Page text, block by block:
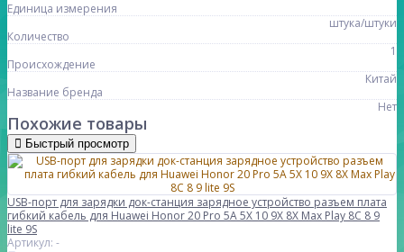
Единица измерения
штука/штуки
Количество
1
Происхождение
Китай
Название бренда
Нет
Похожие товары
Быстрый просмотр
USB-порт для зарядки док-станция зарядное устройство разъем плата
гибкий кабель для Huawei Honor 20 Pro 5A 5X 10 9X 8X Max Play 8C 8 9
lite 9S
Артикул: -